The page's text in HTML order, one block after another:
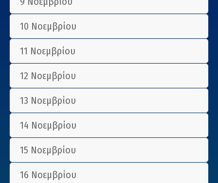
10 Νοεμβρίου
11 Νοεμβρίου
12 Νοεμβρίου
13 Νοεμβρίου
14 Νοεμβρίου
15 Νοεμβρίου
16 Νοεμβρίου